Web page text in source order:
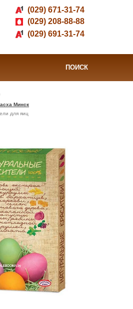
(029) 671-31-74
(029) 208-88-88
(029) 691-31-74
ПОИСК
Минск
для яиц